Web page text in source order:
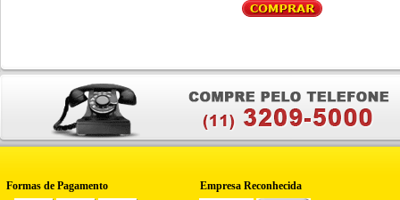
Formas de Pagamento Empresa Reconhecida